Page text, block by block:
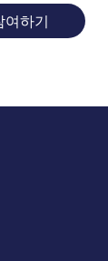
여하기